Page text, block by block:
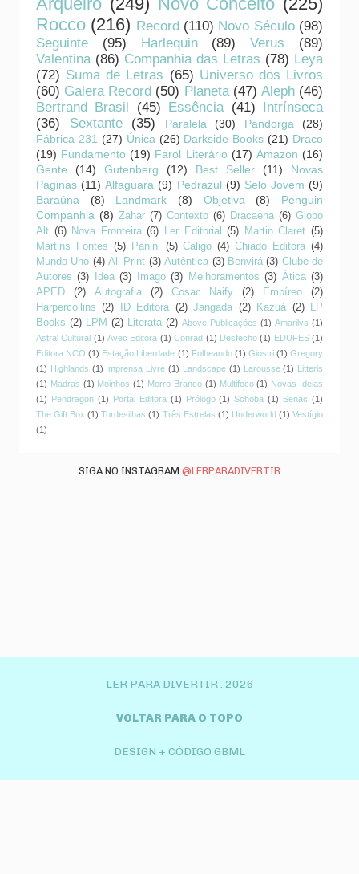
Rocco (216) Record (110) Novo Século (98)
Seguinte
(95) Harlequin (89) Verus
(89)
Valentina (86) Companhia das Letras (78) Leya
(72) Suma de Letras (65) Universo dos Livros
(60) Galera Record (50) Planeta (47) Aleph (46)
Bertrand Brasil
(45) Essência (41)
Intrínseca
(36)
Sextante (35) Paralela (30) Pandorga
(28)
Fábrica 231 (27) Única (26) Darkside Books (21) Draco
(19) Fundamento (19) Farol Literário (17) Amazon (16)
Gente
(14) Gutenberg (12) Best Seller (11)
Novas
Páginas (11) Alfaguara (9) Pedrazul (9) Selo Jovem (9)
Baraúna
(8) Landmark (8) Objetiva (8)
Penguin
Companhia (8) Zahar (7) Contexto (6) Dracaena (6) Globo
Alt (6) Nova Fronteira (6) Ler Editorial (5) Martin Claret (5)
Martins Fontes (5) Panini (5) Caligo (4) Chiado Editora (4)
Mundo Uno (4) All Print (3) Autêntica (3) Benvirá (3) Clube de
Autores (3) Idea (3) Imago (3) Melhoramentos (3) Ática (3)
APED
(2) Autografia (2) Cosac Naify (2) Empíreo
(2)
Harpercollins
(2) ID Editora (2) Jangada (2) Kazuá (2)
LP
Books (2) LPM (2) Literata (2) Above Publicações (1) Amarilys (1)
Astral Cultural (1) Avec Editora (1) Conrad (1) Desfecho (1) EDUFES (1)
Editora NCO (1) Estação Liberdade (1) Folheando (1) Giostri (1) Gregory
(1) Highlands (1) Imprensa Livre (1) Landscape (1) Larousse (1) Litteris
(1) Madras (1) Moinhos (1) Morro Branco (1) Multifoco (1) Novas Ideias
(1)
Pendragon (1) Portal Editora (1) Prólogo (1) Schoba (1) Senac (1)
The Gift Box (1) Tordesilhas (1) Três Estrelas (1) Underworld (1) Vestígio
(1)
SIGA NO INSTAGRAM @LERPARADIVERTIR
LER PARA DIVERTIR . 2026
VOLTAR PARA O TOPO
DESIGN + CÓDIGO GBML